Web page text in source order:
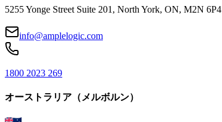
5255 Yonge Street Suite 201, North York, ON, M2N 6P4
info@amplelogic.com
1800 2023 269
オーストラリア（メルボルン）